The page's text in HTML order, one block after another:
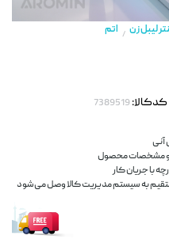
لیبل زن / اتم
کدکالا:
آنی
مشخصات محصول
با جریان کار